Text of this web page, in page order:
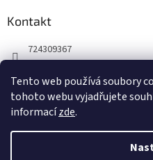
Tento web používá soubory
tohoto webu vyjadřujete
informacízde.
Kontakt
724309367
winepoint_plzen/